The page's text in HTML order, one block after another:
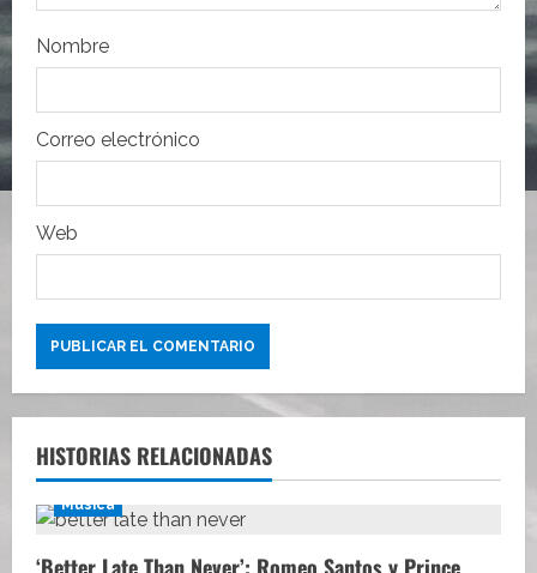
r
a
d
a
s
Nombre
Correo electrónico
Web
HISTORIAS RELACIONADAS
Música